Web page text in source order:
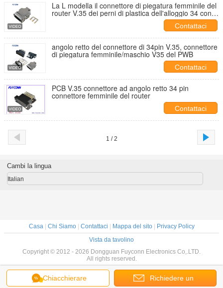
La L modella il connettore di piegatura femminile del
router V.35 dei perni di plastica dell'alloggio 34 con lo
Contattaci
angolo retto del connettore di 34pin V.35, connettore
di piegatura femminile/maschio V35 del PWB
Contattaci
PCB V.35 connettore ad angolo retto 34 pin
connettore femminile del router
Contattaci
1 / 2
Chiacchierare Richiedere un
Cambi la lingua
Italian
Casa| Chi Siamo| Contattaci Mappa del sito|
Privacy Policy
Vista da tavolino
Copyright © 2012 - 2026 Dongguan Fuyconn Electronics Co,.LTD.
All rights reserved.